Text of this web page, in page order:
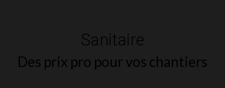
Sanitaire
Des prix pro pour vos chantiers